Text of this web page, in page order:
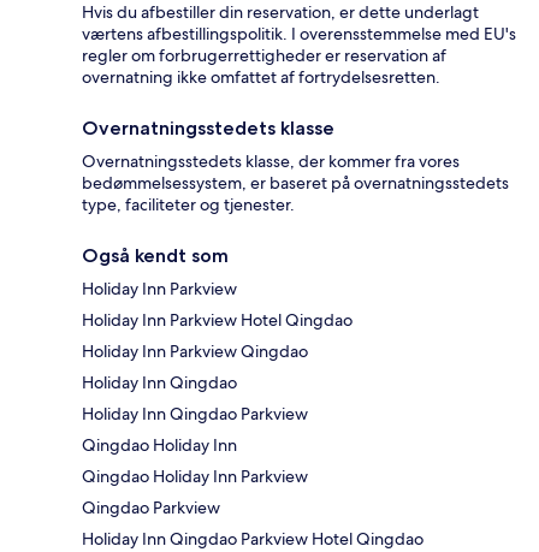
Hvis du afbestiller din reservation, er dette underlagt
værtens afbestillingspolitik. I overensstemmelse med EU's
regler om forbrugerrettigheder er reservation af
overnatning ikke omfattet af fortrydelsesretten.
Overnatningsstedets klasse
Overnatningsstedets klasse, der kommer fra vores
bedømmelsessystem, er baseret på overnatningsstedets
type, faciliteter og tjenester.
Også kendt som
Holiday Inn Parkview
Holiday Inn Parkview Hotel Qingdao
Holiday Inn Parkview Qingdao
Holiday Inn Qingdao
Holiday Inn Qingdao Parkview
Qingdao Holiday Inn
Qingdao Holiday Inn Parkview
Qingdao Parkview
Holiday Inn Qingdao Parkview Hotel Qingdao